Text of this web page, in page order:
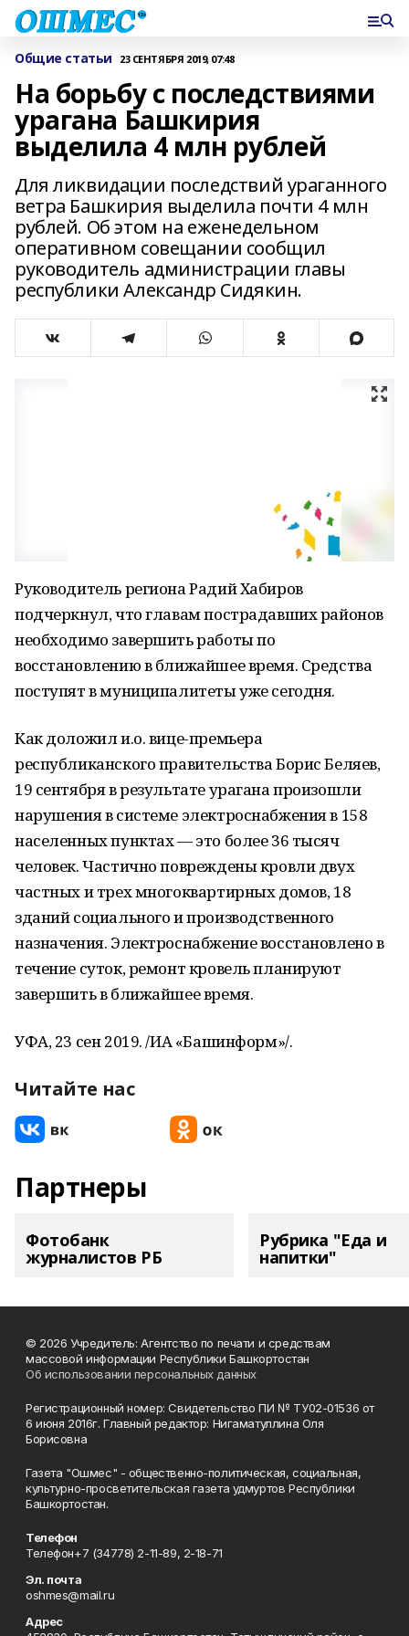
Общие статьи 23 СЕНТЯБРЯ 2019, 07:48
На борьбу с последствиями
урагана Башкирия
выделила 4 млн рублей
Для ликвидации последствий ураганного
ветра Башкирия выделила почти 4 млн
рублей. Об этом на еженедельном
оперативном совещании сообщил
руководитель администрации главы
республики Александр Сидякин.
Руководитель региона Радий Хабиров
подчеркнул, что главам пострадавших районов
необходимо завершить работы по
восстановлению в ближайшее время. Средства
поступят в муниципалитеты уже сегодня.
Как доложил и.о. вице-премьера
республиканского правительства Борис Беляев,
19 сентября в результате урагана произошли
нарушения в системе электроснабжения в 158
населенных пунктах — это более 36 тысяч
человек. Частично повреждены кровли двух
частных и трех многоквартирных домов, 18
зданий социального и производственного
назначения. Электроснабжение восстановлено в
течение суток, ремонт кровель планируют
завершить в ближайшее время.
УФА, 23 сен 2019. /ИА «Башинформ»/.
Читайте нас
Партнеры
Фотобанк
журналистов РБ
Рубрика "Еда и
напитки"
© 2026 Учредитель: Агентство по печати и средствам
массовой информации Республики Башкортостан
Об использовании персональных данных
Регистрационный номер: Свидетельство ПИ № ТУ02-01536 от
6 июня 2016г. Главный редактор: Нигаматуллина Оля
Борисовна
Газета "Ошмес" - общественно-политическая, социальная,
культурно-просветительская газета удмуртов Республики
Башкортостан.
Телефон
Телефон+7 (34778) 2-11-89, 2-18-71
Эл. почта
oshmes@mail.ru
Адрес